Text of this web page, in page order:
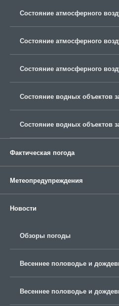
Состояние атмосферного
Состояние атмосферного
Состояние атмосферного
Состояние водных объектов
Состояние водных объектов
Фактическая погода
Метеопредупреждения
Новости
Обзоры погоды
Весеннее половодье и
Весеннее половодье и